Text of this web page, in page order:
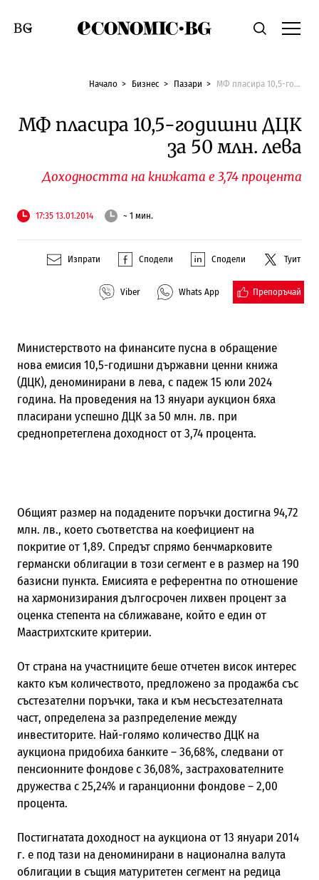
Economic.bgТърсене
Смяна на език
Начало Бизнес Пазари МФ пласира 10,5-годишни ДЦК за 50 млн. лева
МФ пласира 10,5-годишни ДЦК
за 50 млн. лева
Доходността на книжата е 3,74 процента
17:35 13.01.2014 ~ 1 мин.
Изпрати Сподели Сподели Туит
Viber Whats App Препоръчай
Министерството на финансите пусна в обращение
нова емисия 10,5-годишни държавни ценни книжа
(ДЦК), деноминирани в лева, с падеж 15 юли 2024
година. На проведения на 13 януари аукцион бяха
пласирани успешно ДЦК за 50 млн. лв. при
среднопретеглена доходност от 3,74 процента.
Общият размер на подадените поръчки достигна 94,72
млн. лв., което съответства на коефициент на
покритие от 1,89. Спредът спрямо бенчмарковите
германски облигации в този сегмент е в размер на 190
базисни пункта. Емисията е референтна по отношение
на хармонизирания дългосрочен лихвен процент за
оценка степента на сближаване, който е един от
Маастрихтските критерии.
От страна на участниците беше отчетен висок интерес
както към количеството, предложено за продажба със
състезателни поръчки, така и към несъстезателната
част, определена за разпределение между
инвеститорите. Най-голямо количество ДЦК на
аукциона придобиха банките – 36,68%, следвани от
пенсионните фондове с 36,08%, застрахователните
дружества с 25,24% и гаранционни фондове – 2,00
процента.
Постигнатата доходност на аукциона от 13 януари 2014
г. е под тази на деноминирани в национална валута
облигации в същия матуритетен сегмент на редица